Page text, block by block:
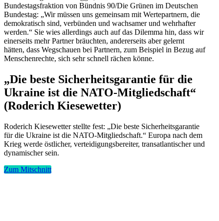
Bundes­tags­fraktion von Bündnis 90/​Die Grünen im Deutschen
Bundestag: „Wir müssen uns gemeinsam mit Werte­partnern, die
demokra­tisch sind, verbünden und wachsamer und wehrhafter
werden.“ Sie wies aller­dings auch auf das Dilemma hin, dass wir
einer­seits mehr Partner bräuchten, anderer­seits aber gelernt
hätten, dass Wegschauen bei Partnern, zum Beispiel in Bezug auf
Menschen­rechte, sich sehr schnell rächen könne.
„Die beste Sicher­heits­ga­rantie für die
Ukraine ist die NATO-Mitglied­schaft“
(Roderich Kiesewetter)
Roderich Kiese­wetter stellte fest: „Die beste Sicher­heits­ga­rantie
für die Ukraine ist die NATO-Mitglied­schaft.“ Europa nach dem
Krieg werde östlicher, vertei­di­gungs­be­reiter, trans­at­lan­ti­scher und
dynami­scher sein.
Zum Mitschnitt